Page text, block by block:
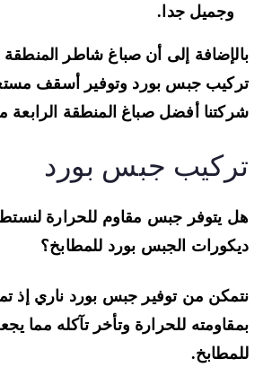
وجميل جدا.
إلى أن صباغ شاطر المنطقة
جبس بورد وتوفير أسقف مستعارة
أفضل صباغ المنطقة الرابعة
جبس بورد
يتوفر جبس مقاوم للحرارة
الجبس بورد للمطابخ؟
من توفير جبس بورد ناري إذ تميز
للحرارة وتأخر تآكله مما